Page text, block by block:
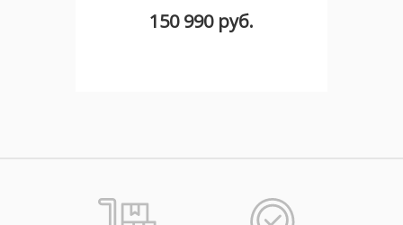
150 990 руб.